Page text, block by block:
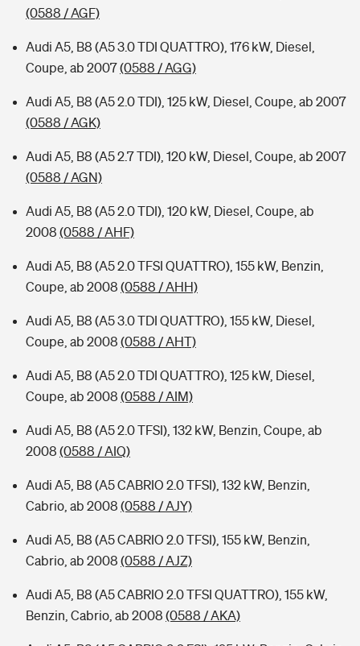
(0588 / AGF)
Audi A5, B8 (A5 3.0 TDI QUATTRO), 176 kW, Diesel,
Coupe, ab 2007(0588 / AGG)
Audi A5, B8 (A5 2.0 TDI), 125 kW, Diesel, Coupe, ab 2007
(0588 / AGK)
Audi A5, B8 (A5 2.7 TDI), 120 kW, Diesel, Coupe, ab 2007
(0588 / AGN)
Audi A5, B8 (A5 2.0 TDI), 120 kW, Diesel, Coupe, ab
2008 (0588 / AHF)
Audi A5, B8 (A5 2.0 TFSI QUATTRO), 155 kW, Benzin,
Coupe, ab 2008 (0588 / AHH)
Audi A5, B8 (A5 3.0 TDI QUATTRO), 155 kW, Diesel,
Coupe, ab 2008 (0588 / AHT)
Audi A5, B8 (A5 2.0 TDI QUATTRO), 125 kW, Diesel,
Coupe, ab 2008 (0588 / AIM)
Audi A5, B8 (A5 2.0 TFSI), 132 kW, Benzin, Coupe, ab
2008 (0588 / AIQ)
Audi A5, B8 (A5 CABRIO 2.0 TFSI), 132 kW, Benzin,
Cabrio, ab 2008 (0588 / AJY)
Audi A5, B8 (A5 CABRIO 2.0 TFSI), 155 kW, Benzin,
Cabrio, ab 2008 (0588 / AJZ)
Audi A5, B8 (A5 CABRIO 2.0 TFSI QUATTRO), 155 kW,
Benzin, Cabrio, ab 2008 (0588 / AKA)